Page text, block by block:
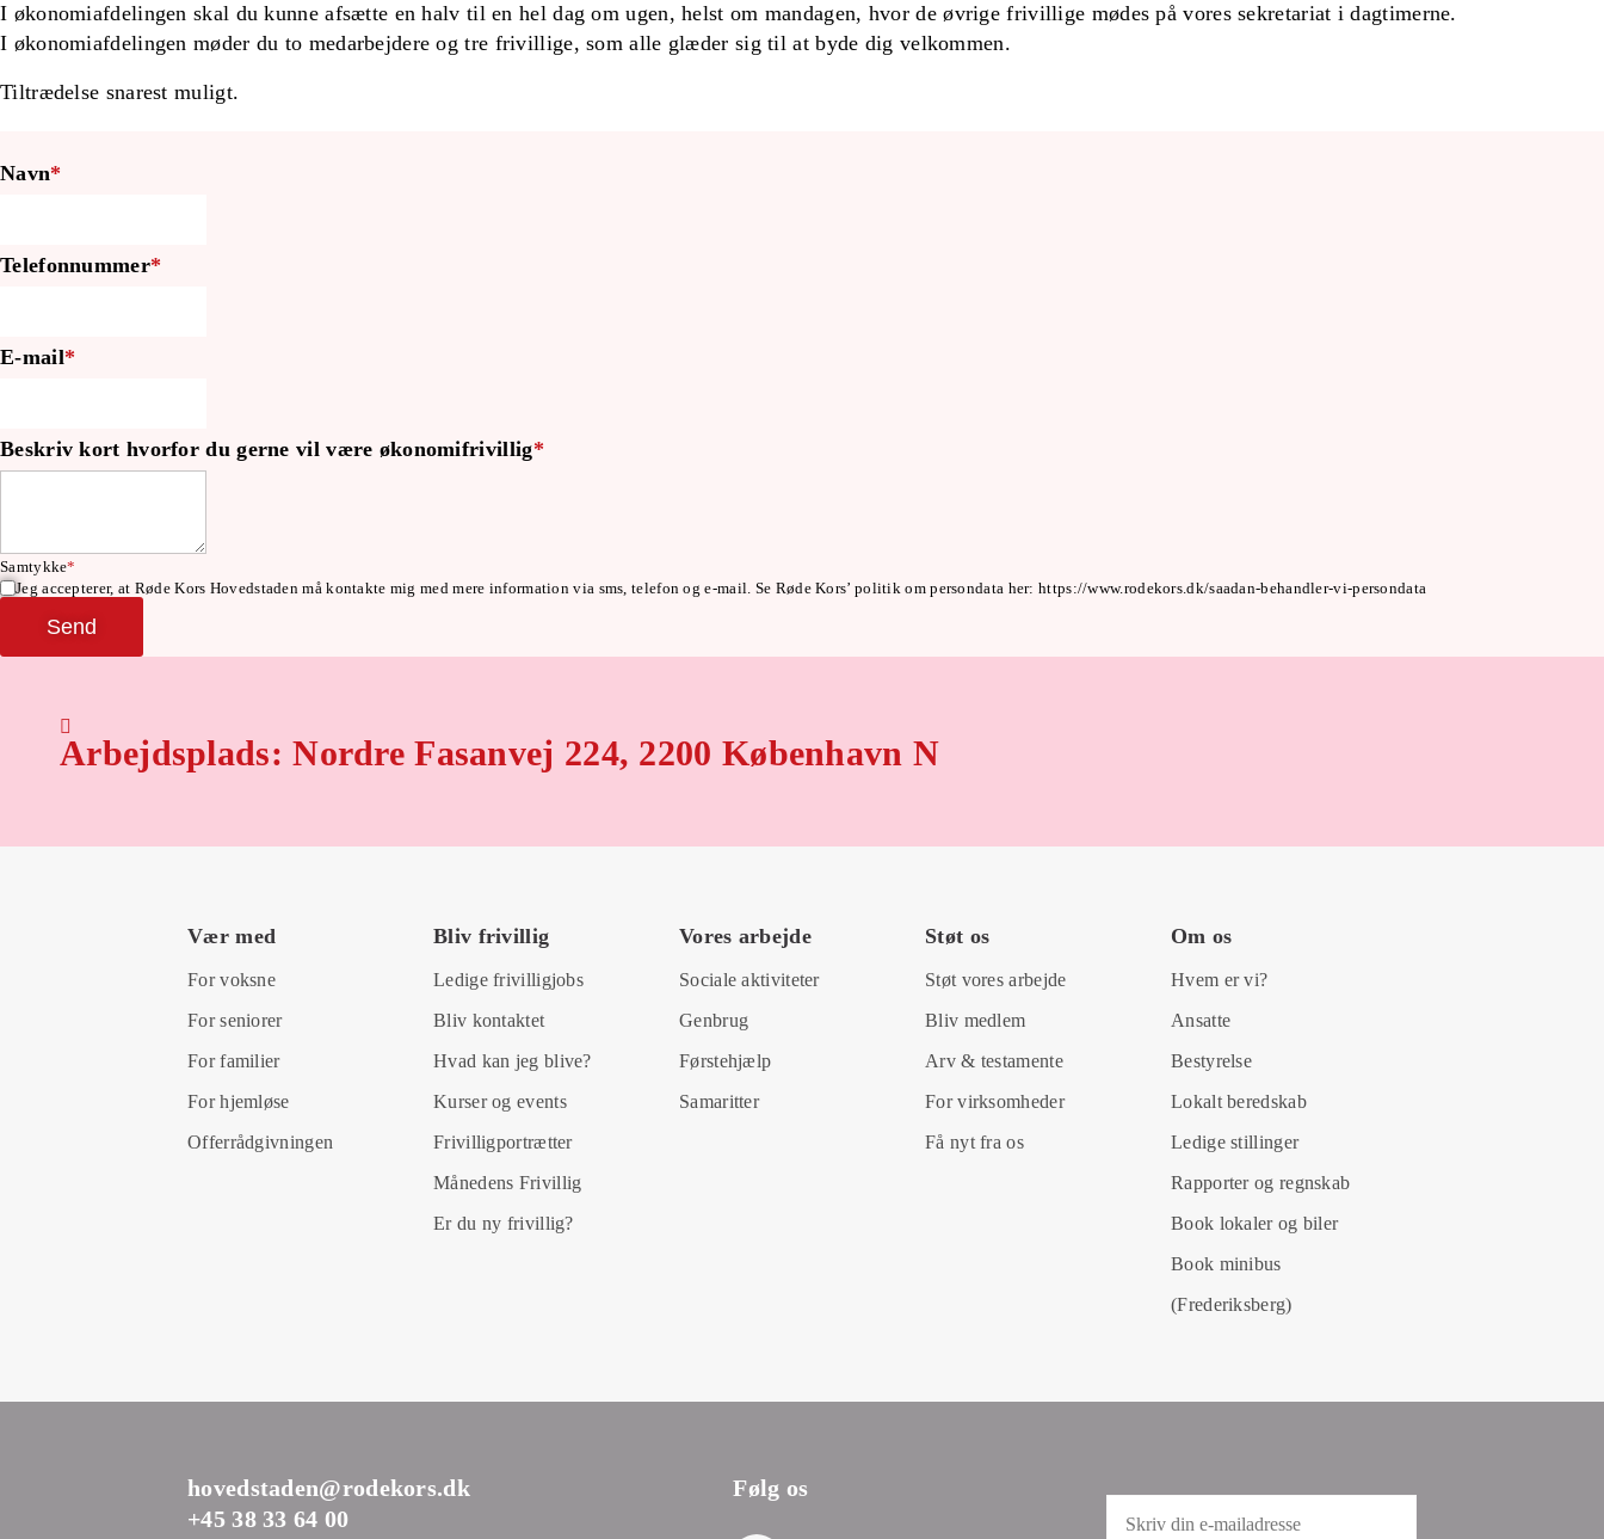
I økonomiafdelingen skal du kunne afsætte en halv til en hel dag om ugen, helst om mandagen, hvor de øvrige frivillige mødes på vores sekretariat i dagtimerne.
I økonomiafdelingen møder du to medarbejdere og tre frivillige, som alle glæder sig til at byde dig velkommen.
Tiltrædelse snarest muligt.
Navn*
Telefonnummer*
Phone
E-mail*
Beskriv kort hvorfor du gerne vil være økonomifrivillig*
Samtykke*
Jeg accepterer, at Røde Kors Hovedstaden må kontakte mig med mere information via sms, telefon og e-mail. Se Røde Kors’ politik om persondata her: https://www.rodekors.dk/saadan-behandler-vi-persondata
Send
Arbejdsplads: Nordre Fasanvej 224, 2200 København N
Vær med
For voksne
For seniorer
For familier
For hjemløse
Offerrådgivningen
Bliv frivillig
Ledige frivilligjobs
Bliv kontaktet
Hvad kan jeg blive?
Kurser og events
Frivilligportrætter
Månedens Frivillig
Er du ny frivillig?
Vores arbejde
Sociale aktiviteter
Genbrug
Førstehjælp
Samaritter
Støt os
Støt vores arbejde
Bliv medlem
Arv & testamente
For virksomheder
Få nyt fra os
Om os
Hvem er vi?
Ansatte
Bestyrelse
Lokalt beredskab
Ledige stillinger
Rapporter og regnskab
Book lokaler og biler
Book minibus
(Frederiksberg)
hovedstaden@rodekors.dk
+45 38 33 64 00
Følg os